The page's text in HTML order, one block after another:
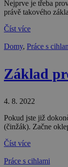
Nejprve je třeba
právě takového
Číst více
Domy, Práce s
Základ
4. 8. 2022
Pokud jste již
(činžák). Začne
Číst více
Práce s cihlami